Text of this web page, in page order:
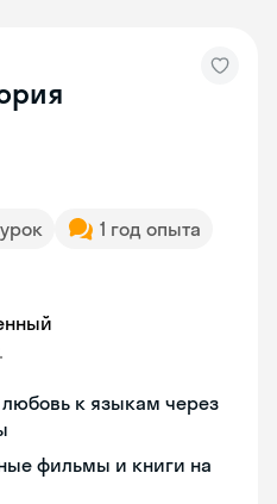
1 год опыта
к языкам через
фильмы и книги на